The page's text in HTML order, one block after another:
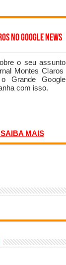
no Google News
o seu assunto
Montes Claros
Grande Google
com isso.
MAIS